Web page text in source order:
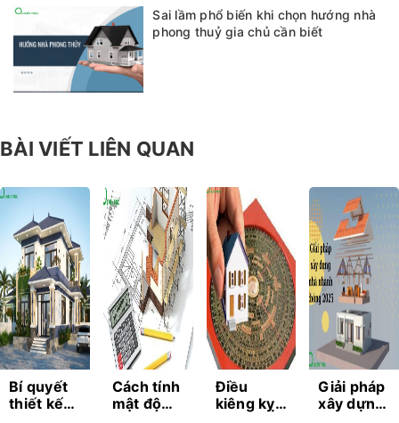
Sai lầm phổ biến khi chọn hướng nhà
phong thuỷ gia chủ cần biết
BÀI VIẾT LIÊN QUAN
Bí quyết
thiết kế
Cách tính
mật độ
Điều
kiêng kỵ
Giải pháp
xây dựng